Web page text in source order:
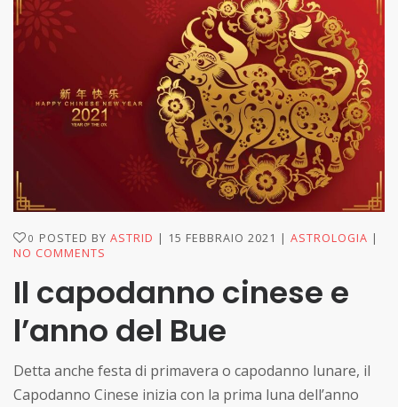
0 POSTED BY ASTRID 15 FEBBRAIO 2021
ASTROLOGIA
NO COMMENTS
Il capodanno cinese e
l’anno del Bue
Detta anche festa di primavera o capodanno lunare, il
Capodanno Cinese inizia con la prima luna dell’anno